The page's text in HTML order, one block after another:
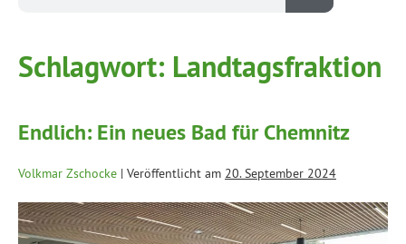
Schlagwort: Landtagsfraktion
Endlich: Ein neues Bad für Chemnitz
Volkmar Zschocke | Veröffentlicht am 20. September 2024